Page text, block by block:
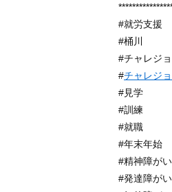
#就労支援
#桶川
#チャレジ
#チャレジ
#見学
#訓練
#就職
#年末年始
#精神障がい
#発達障がい